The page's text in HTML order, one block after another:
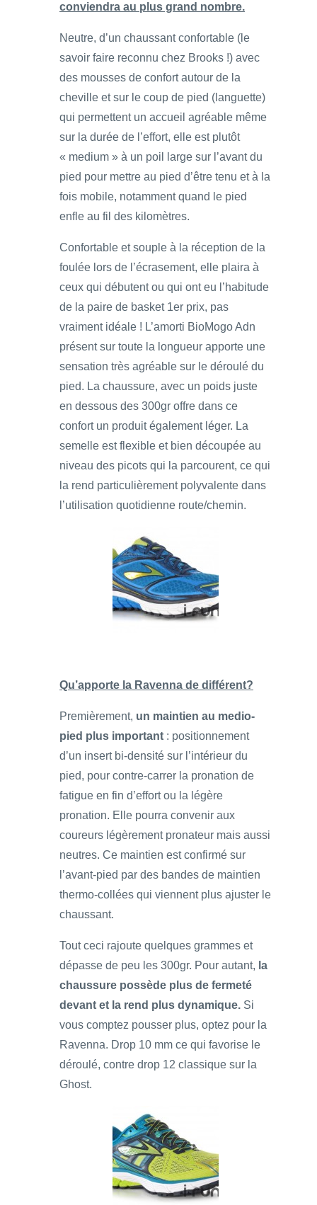
conviendra au plus grand nombre.
Neutre, d’un chaussant confortable (le
savoir faire reconnu chez Brooks !) avec
des mousses de confort autour de la
cheville et sur le coup de pied (languette)
qui permettent un accueil agréable même
sur la durée de l’effort, elle est plutôt
« medium » à un poil large sur l’avant du
pied pour mettre au pied d’être tenu et à la
fois mobile, notamment quand le pied
enfle au fil des kilomètres.
Confortable et souple à la réception de la
foulée lors de l’écrasement, elle plaira à
ceux qui débutent ou qui ont eu l’habitude
de la paire de basket 1er prix, pas
vraiment idéale ! L’amorti BioMogo Adn
présent sur toute la longueur apporte une
sensation très agréable sur le déroulé du
pied. La chaussure, avec un poids juste
en dessous des 300gr offre dans ce
confort un produit également léger. La
semelle est flexible et bien découpée au
niveau des picots qui la parcourent, ce qui
la rend particulièrement polyvalente dans
l’utilisation quotidienne route/chemin.
Qu’apporte la Ravenna de différent?
Premièrement, un maintien au medio-
pied plus important : positionnement
d’un insert bi-densité sur l’intérieur du
pied, pour contre-carrer la pronation de
fatigue en fin d’effort ou la légère
pronation. Elle pourra convenir aux
coureurs légèrement pronateur mais aussi
neutres. Ce maintien est confirmé sur
l’avant-pied par des bandes de maintien
thermo-collées qui viennent plus ajuster le
chaussant.
Tout ceci rajoute quelques grammes et
dépasse de peu les 300gr. Pour autant, la
chaussure possède plus de fermeté
devant et la rend plus dynamique. Si
vous comptez pousser plus, optez pour la
Ravenna. Drop 10 mm ce qui favorise le
déroulé, contre drop 12 classique sur la
Ghost.